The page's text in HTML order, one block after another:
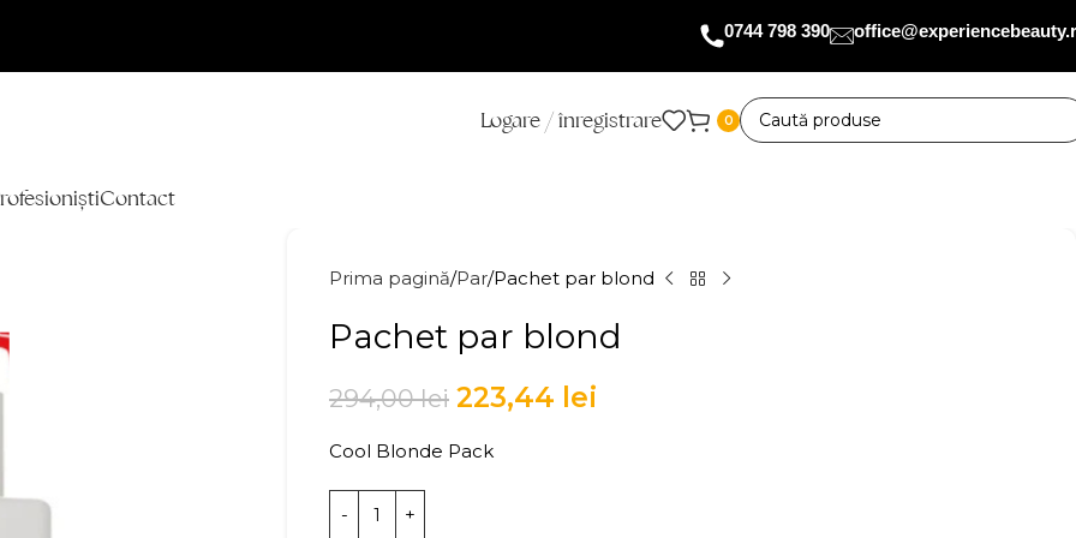
0744 798 390
Logare / înregistrare 0
Contact
Prima pagină Par Pachet par blond
Pachet par blond
294,00lei 223,44 lei
Cool Blonde Pack